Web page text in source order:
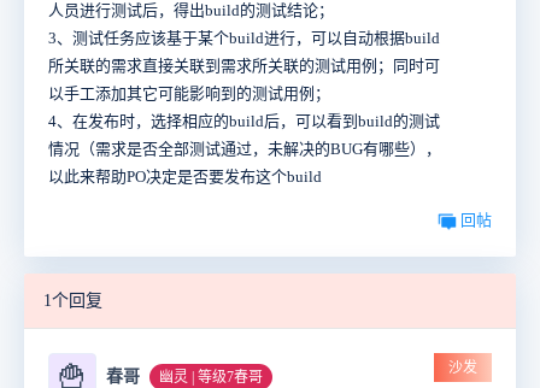
人员进行测试后，得出build的测试结论；
3、测试任务应该基于某个build进行，可以自动根据build
所关联的需求直接关联到需求所关联的测试用例；同时可
以手工添加其它可能影响到的测试用例；
4、在发布时，选择相应的build后，可以看到build的测试
情况（需求是否全部测试通过，未解决的BUG有哪些），
以此来帮助PO决定是否要发布这个build
回帖
1个回复
🍟 春哥 幽灵 | 等级7春哥
沙发